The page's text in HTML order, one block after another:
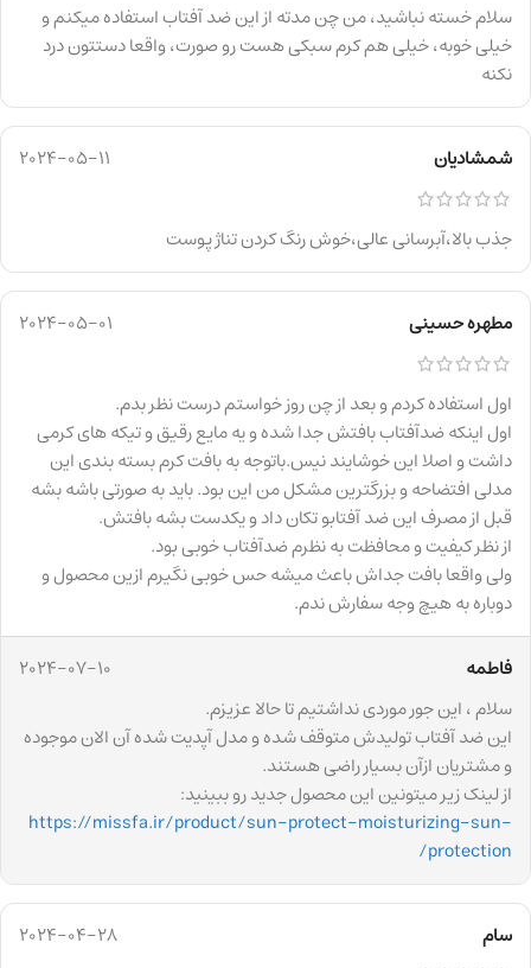
سلام خسته نباشید، من چن مدته از این ضد آفتاب استفاده میکنم و
خیلی خوبه، خیلی هم کرم سبکی هست رو صورت، واقعا دستتون درد
نکنه
شمشادیان 2024-05-11
جذب بالا،آبرسانی عالی،خوش رنگ کردن تناژ پوست
مطهره حسینی 2024-05-01
اول استفاده کردم و بعد از چن روز خواستم درست نظر بدم.
اول اینکه ضدآفتاب بافتش جدا شده و یه مایع رقیق و تیکه های کرمی
داشت و اصلا این خوشایند نیس.باتوجه به بافت کرم بسته بندی این
مدلی افتضاحه و بزرگترین مشکل من این بود‌. باید به صورتی باشه بشه
قبل از مصرف این ضد آفتابو تکان داد و یکدست بشه بافتش.
از نظر کیفیت و محافظت به نظرم ضدآفتاب خوبی بود.
ولی واقعا بافت جداش باعث میشه حس خوبی نگیرم ازین محصول و
دوباره به هیچ وجه سفارش ندم.
فاطمه
2024-07-10
سلام ، این جور موردی نداشتیم تا حالا عزیزم.
این ضد آفتاب تولیدش متوقف شده و مدل آپدیت شده آن الان موجوده
و مشتریان ازآن بسیار راضی هستند.
از لینک زیر میتونین این محصول جدید رو ببینید:
https://missfa.ir/product/sun-protect-moisturizing-sun-
protection/
سام 2024-04-28